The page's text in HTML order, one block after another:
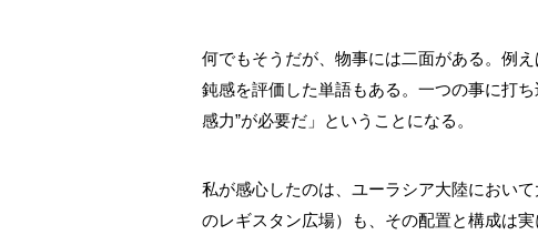
何でもそうだが、物事には二面がある。例
鈍感を評価した単語もある。一つの事に打
感力”が必要だ」ということになる。
私が感心したのは、ユーラシア大陸におい
のレギスタン広場）も、その配置と構成は